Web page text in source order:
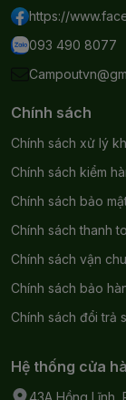
https://
093 490 8077
Chính sách
Chính sách xử lý
Chính sách kiểm
Chính sách bảo
Chính sách thanh
Chính sách vận
Chính sách bảo
Chính sách đổi trả
Hệ thống cửa
43A Hồng Lĩnh,